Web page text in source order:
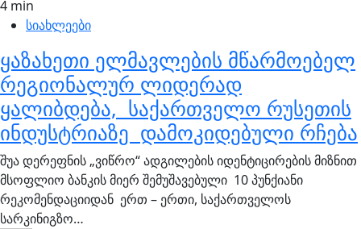
4 min
სიახლეები
ყაზახეთი ელმავლების მწარმოებელ
რეგიონალურ ლიდერად
ყალიბდება, საქართველო რუსეთის
ინდუსტრიაზე დამოკიდებული რჩება
შუა დერეფნის „ვიწრო“ ადგილების იდენტიცირების მიზნით
მსოფლიო ბანკის მიერ შემუშავებული 10 პუნქიანი
რეკომენდაციიდან ერთ – ერთი, საქართველოს
სარკინიგზო…